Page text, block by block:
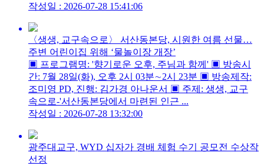
작성일 : 2026-07-28 15:41:06
〈생생, 교구속으로〉 서산동본당, 시원한 여름 선물…
주변 어린이집 위해 ‘물놀이장 개장’
▣ 프로그램명: '향기로운 오후, 주님과 함께' ▣ 방송시
간: 7월 28일(화), 오후 2시 03분∼2시 23분 ▣ 방송제작:
조미영 PD, 진행: 김가경 아나운서 ▣ 주제: 생생, 교구
속으로-'서산동본당에서 마련된 인근 ...
작성일 : 2026-07-28 13:32:00
광주대교구, WYD 십자가 경배 체험 수기 공모전 수상작
선정